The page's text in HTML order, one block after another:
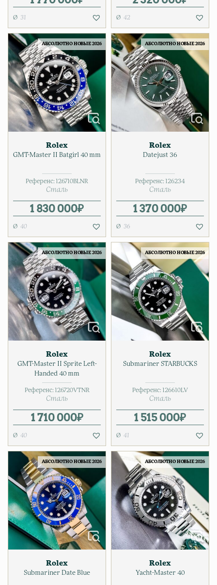
31 42
АБСОЛЮТНО НОВЫЕ 2026
Rolex
GMT-Master II Batgirl 40 mm
Референс: 126710BLNR
Сталь
1 830 000₽
40
АБСОЛЮТНО НОВЫЕ 2026
Rolex
Datejust 36
Референс: 126234
Сталь
1 370 000₽
36
АБСОЛЮТНО НОВЫЕ 2026
Rolex
GMT-Master II Sprite Left-
Handed 40 mm
Референс: 126720VTNR
Сталь
1 710 000₽
40
АБСОЛЮТНО НОВЫЕ 2026
Rolex
Submariner STARBUCKS
Референс: 126610LV
Сталь
1 515 000₽
41
АБСОЛЮТНО НОВЫЕ 2026
Rolex
Submariner Date Blue
АБСОЛЮТНО НОВЫЕ 2026
Rolex
Yacht-Master 40